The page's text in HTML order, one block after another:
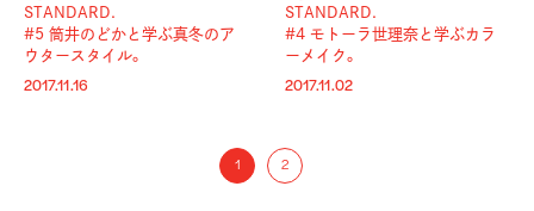
STANDARD.
#5 筒井のどかと学ぶ真冬のア
ウタースタイル。
2017.11.16
STANDARD.
#4 モトーラ世理奈と学ぶカラ
ーメイク。
2017.11.02
1 2